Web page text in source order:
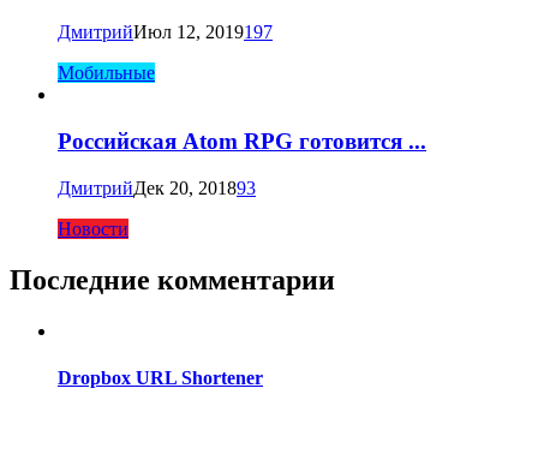
ДмитрийИюл 12, 2019197
Мобильные
Российская Atom RPG готовится ...
ДмитрийДек 20, 201893
Новости
Последние комментарии
Dropbox URL Shortener